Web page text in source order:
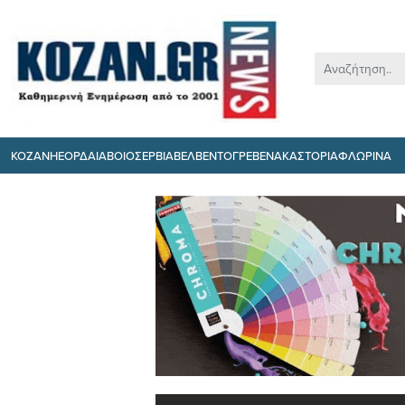
ΚΟΖΑΝΗΕΟΡΔΑΙΑΒΟΙΟΣΕΡΒΙΑΒΕΛΒΕΝΤΟΓΡΕΒΕΝΑΚΑΣΤΟΡΙΑΦΛΩΡΙΝΑ